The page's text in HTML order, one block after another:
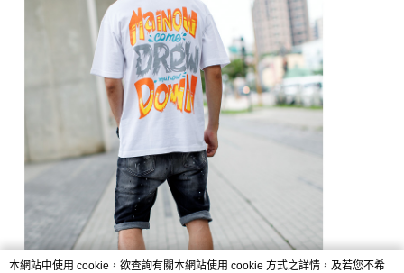
本網站中使用 cookie，欲查詢有關本網站使用 cookie 方式之詳情，及若您不希